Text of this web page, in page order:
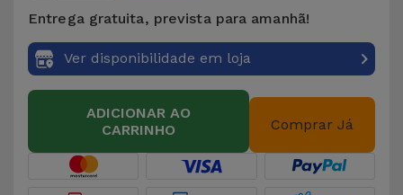
Entrega gratuita, prevista para amanhã!
Ver disponibilidade em loja
ADICIONAR AO
CARRINHO
Comprar Já